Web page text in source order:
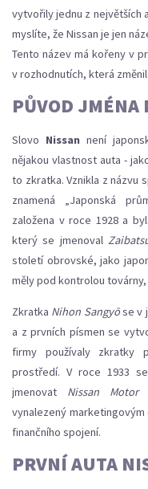
vytvořily jednu z největších
myslíte, že Nissan je jen
Tento název má kořeny v
v rozhodnutích, která
PŮVOD JMÉNA
Slovo Nissan není
nějakou vlastnost auta -
to zkratka. Vznikla z názvu
znamená „Japonská
založena v roce 1928 a
který se jmenoval
století obrovské, jako
měly pod kontrolou
Zkratka Nihon Sangyōse v
a z prvních písmen se
firmy používaly zkratky
prostředí. V roce 1933
jmenovat Nissan Motor
vynalezený
finančního spojení.
PRVNÍ AUTA